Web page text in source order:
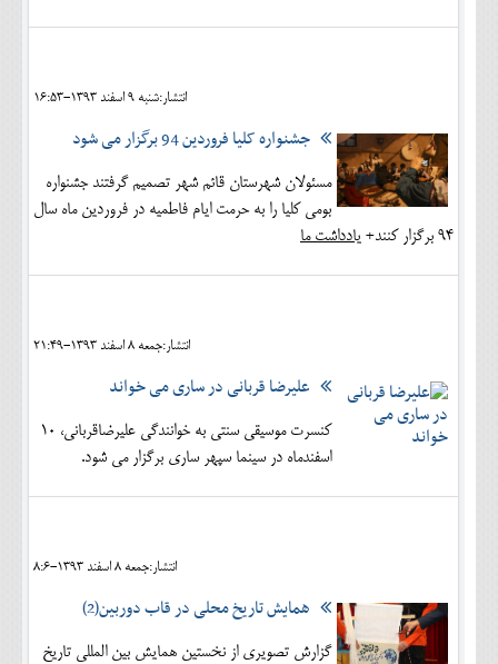
انتشار:شنبه 9 اسفند 1393-16:53
جشنواره کلیا فروردین 94 برگزار می شود
مسئولان شهرستان قائم شهر تصمیم گرفتند جشنواره
بومی کلیا را به حرمت ایام فاطمیه در فروردین ماه سال
94 برگزار کنند+
یادداشت ما
انتشار:جمعه 8 اسفند 1393-21:49
علیرضا قربانی در ساری می خواند
کنسرت موسیقی سنتی به خوانندگی علیرضاقربانی، 10
اسفندماه در سینما سپهر ساری برگزار می شود.
انتشار:جمعه 8 اسفند 1393-8:6
همایش تاریخ محلی در قاب دوربین(2)
گزارش تصویری از نخستین همایش بین المللی تاریخ